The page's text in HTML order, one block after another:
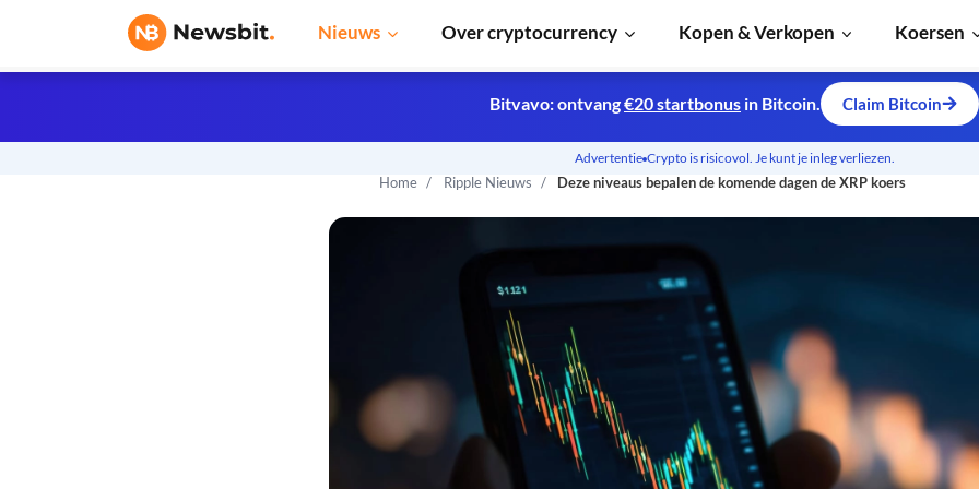
Nieuws Over cryptocurrency Kopen & Verkopen Koersen
Home Ripple Nieuws Deze niveaus bepalen de komende dagen de XRP koers
Bitvavo: ontvang€20 startbonus in Bitcoin. Claim Bitcoin
Advertentie Crypto is risicovol. Je kunt je inleg verliezen.